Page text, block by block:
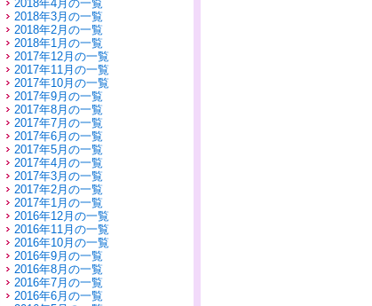
2018年4月の一覧
2018年3月の一覧
2018年2月の一覧
2018年1月の一覧
2017年12月の一覧
2017年11月の一覧
2017年10月の一覧
2017年9月の一覧
2017年8月の一覧
2017年7月の一覧
2017年6月の一覧
2017年5月の一覧
2017年4月の一覧
2017年3月の一覧
2017年2月の一覧
2017年1月の一覧
2016年12月の一覧
2016年11月の一覧
2016年10月の一覧
2016年9月の一覧
2016年8月の一覧
2016年7月の一覧
2016年6月の一覧